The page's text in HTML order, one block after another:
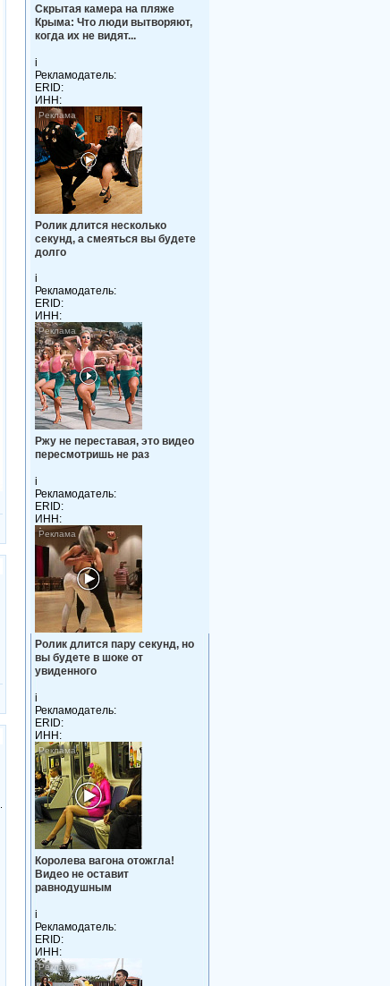
Скрытая камера на пляже
Крыма: Что люди вытворяют,
когда их не видят...
i
Рекламодатель:
ERID:
ИНН:
Ролик длится несколько
секунд, а смеяться вы будете
долго
i
Рекламодатель:
ERID:
ИНН:
Ржу не переставая, это видео
пересмотришь не раз
i
Рекламодатель:
ERID:
ИНН:
Ролик длится пару секунд, но
вы будете в шоке от
увиденного
i
Рекламодатель:
ERID:
ИНН:
Королева вагона отожгла!
Видео не оставит
равнодушным
i
Рекламодатель:
ERID:
ИНН: